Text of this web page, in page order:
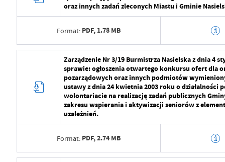
Wytworzył Radosław
Data ostatniej aktualizacji 2024-07-29
Ostatnio zaktualizował Radosław
oraz innych zadań zleconych Miastu i Gminie
Format: PDF, 1.78 MB
Radosław
Data opublikowania 2024-07-29
Opublikował
2024-07-29
Ostatnio zaktualizował Radosław
Zarządzenie Nr 3/19 Burmistrza Nasielska z dnia 4
sprawie: ogłoszenia otwartego konkursu ofert dla
pozarządowych oraz innych podmiotów
ustawy z dnia 24 kwietnia 2003 roku o działalności
wolontariacie na realizację zadań publicznych
zakresu wspierania i aktywizacji seniorów z
uzależnień.
Format: PDF,2.74 MB